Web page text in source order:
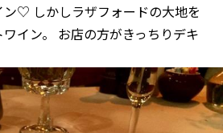
♡ しかしラザフォードの大地を
イン。 お店の方がきっちりデキ